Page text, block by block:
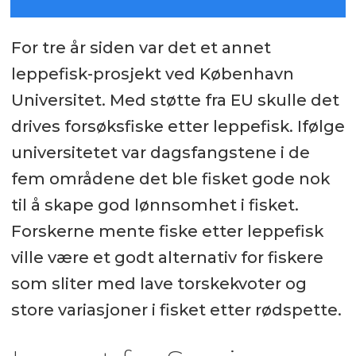
For tre år siden var det et annet
leppefisk-prosjekt ved København
Universitet. Med støtte fra EU skulle det
drives forsøksfiske etter leppefisk. Ifølge
universitetet var dagsfangstene i de
fem områdene det ble fisket gode nok
til å skape god lønnsomhet i fisket.
Forskerne mente fiske etter leppefisk
ville være et godt alternativ for fiskere
som sliter med lave torskekvoter og
store variasjoner i fisket etter rødspette.